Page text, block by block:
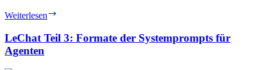
Weiterlesen
Das
ist
LeChat Teil 3: Formate der Systemprompts für
Agenten